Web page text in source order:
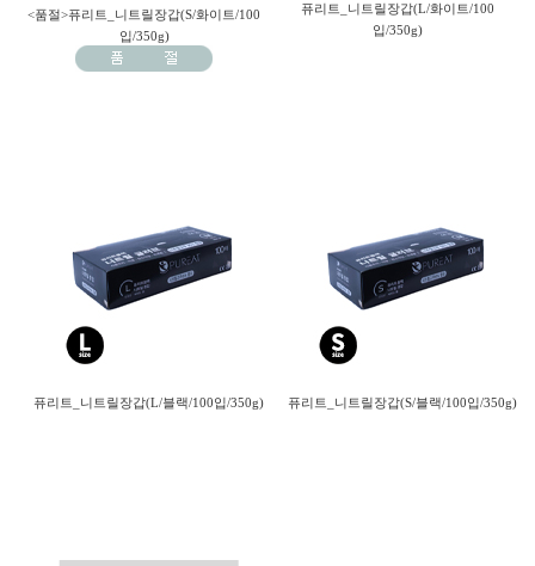
<품절>퓨리트_니트릴장갑(S/화이트/100
입/350g)
퓨리트_니트릴장갑(L/화이트/100
입/350g)
퓨리트_니트릴장갑(L/블랙/100입/350g) 퓨리트_니트릴장갑(S/블랙/100입/350g)